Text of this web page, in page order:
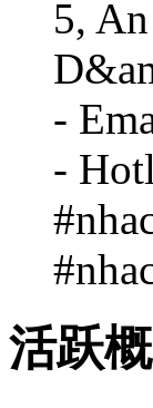
5,
-
-
活跃